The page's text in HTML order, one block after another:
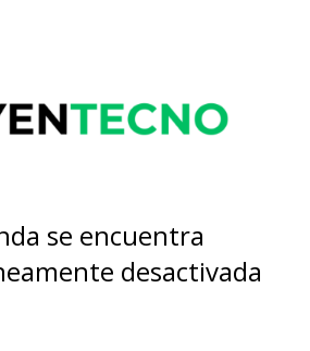
se encuentra
desactivada